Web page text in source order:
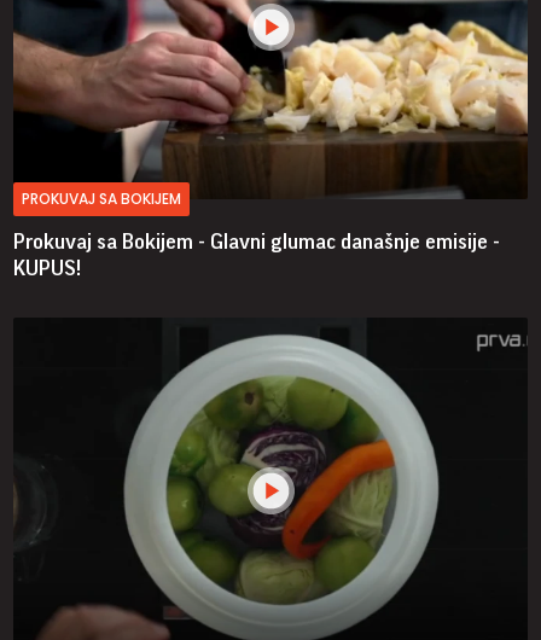
PROKUVAJ SA BOKIJEM
Prokuvaj sa Bokijem - Glavni glumac današnje emisije -
KUPUS!